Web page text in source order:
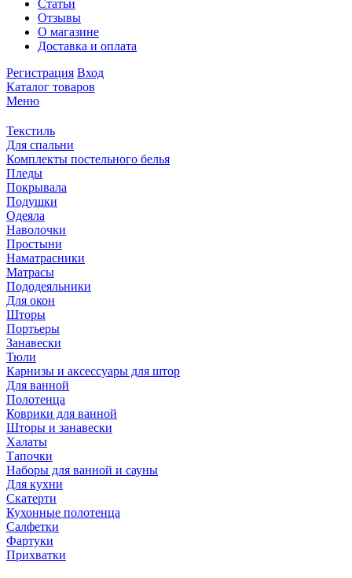
Статьи
Отзывы
О магазине
Доставка и оплата
Регистрация Вход
Каталог товаров
Меню
Текстиль
Для спальни
Комплекты постельного белья
Пледы
Покрывала
Подушки
Одеяла
Наволочки
Простыни
Наматрасники
Матрасы
Пододеяльники
Для окон
Шторы
Портьеры
Занавески
Тюли
Карнизы и аксессуары для штор
Для ванной
Полотенца
Коврики для ванной
Шторы и занавески
Халаты
Тапочки
Наборы для ванной и сауны
Для кухни
Скатерти
Кухонные полотенца
Салфетки
Фартуки
Прихватки